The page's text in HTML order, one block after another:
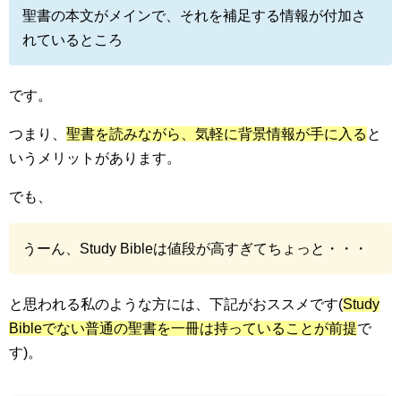
聖書の本文がメインで、それを補足する情報が付加さ
れているところ
です。
つまり、 聖書を読みながら、気軽に背景情報が手に入る と
いうメリットがあります。
でも、
うーん、Study Bibleは値段が高すぎてちょっと・・・
と思われる私のような方には、下記がおススメです(Study
Bibleでない普通の聖書を一冊は持っていることが前提で
す)。